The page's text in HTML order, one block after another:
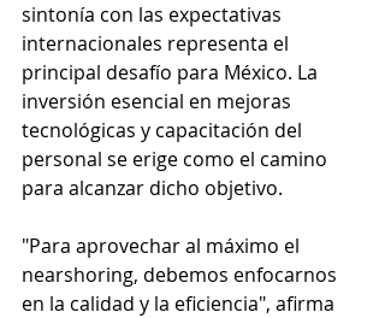
sintonía con las expectativas
internacionales representa el
principal desafío para México. La
inversión esencial en mejoras
tecnológicas y capacitación del
personal se erige como el camino
para alcanzar dicho objetivo.
"Para aprovechar al máximo el
nearshoring, debemos enfocarnos
en la calidad y la eficiencia", afirma